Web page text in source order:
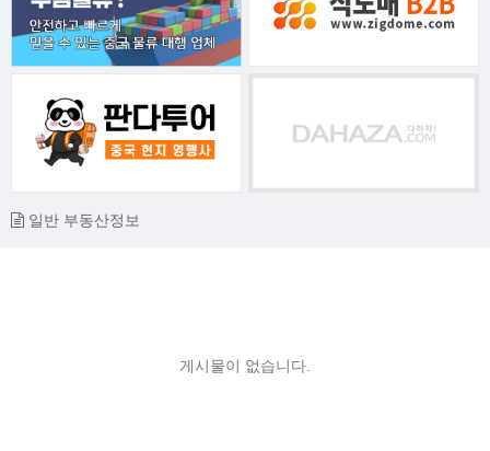
일반 부동산정보
게시물이 없습니다.